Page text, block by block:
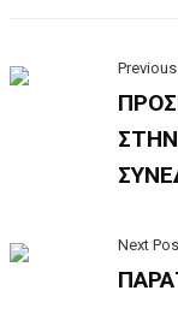
Next